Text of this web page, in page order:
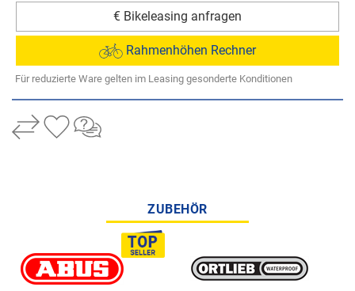
€ Bikeleasing anfragen
Rahmenhöhen Rechner
Für reduzierte Ware gelten im Leasing gesonderte Konditionen
ZUBEHÖR